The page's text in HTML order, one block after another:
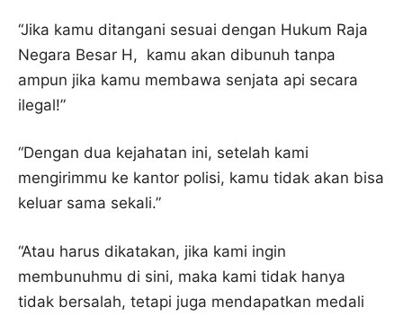
“Jika kamu ditangani sesuai dengan Hukum Raja
Negara Besar H, kamu akan dibunuh tanpa
ampun jika kamu membawa senjata api secara
ilegal!”
“Dengan dua kejahatan ini, setelah kami
mengirimmu ke kantor polisi, kamu tidak akan bisa
keluar sama sekali.”
“Atau harus dikatakan, jika kami ingin
membunuhmu di sini, maka kami tidak hanya
tidak bersalah, tetapi juga mendapatkan medali